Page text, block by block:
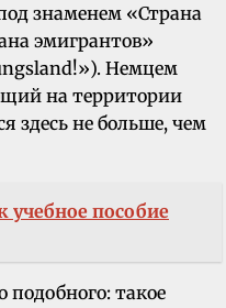
знаменем «Страна
эмигрантов»
Немцем
на территории
здесь не больше, чем
учебное пособие
подобного: такое